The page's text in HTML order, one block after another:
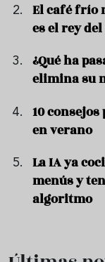
El café frío
es el rey
¿Qué ha
elimina su
10
en verano
La IA ya
menús y
algoritmo